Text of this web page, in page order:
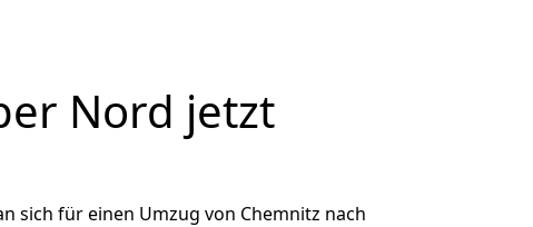
Nord jetzt
sich für einen Umzug von Chemnitz nach